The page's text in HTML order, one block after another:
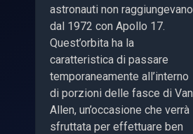
astronauti non raggiungevano
dal 1972 con Apollo 17.
Quest’orbita ha la
caratteristica di passare
temporaneamente all’interno
di porzioni delle fasce di Van
Allen, un’occasione che verrà
sfruttata per effettuare ben